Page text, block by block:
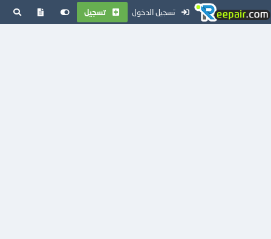
تسجيل الدخول تسجيل